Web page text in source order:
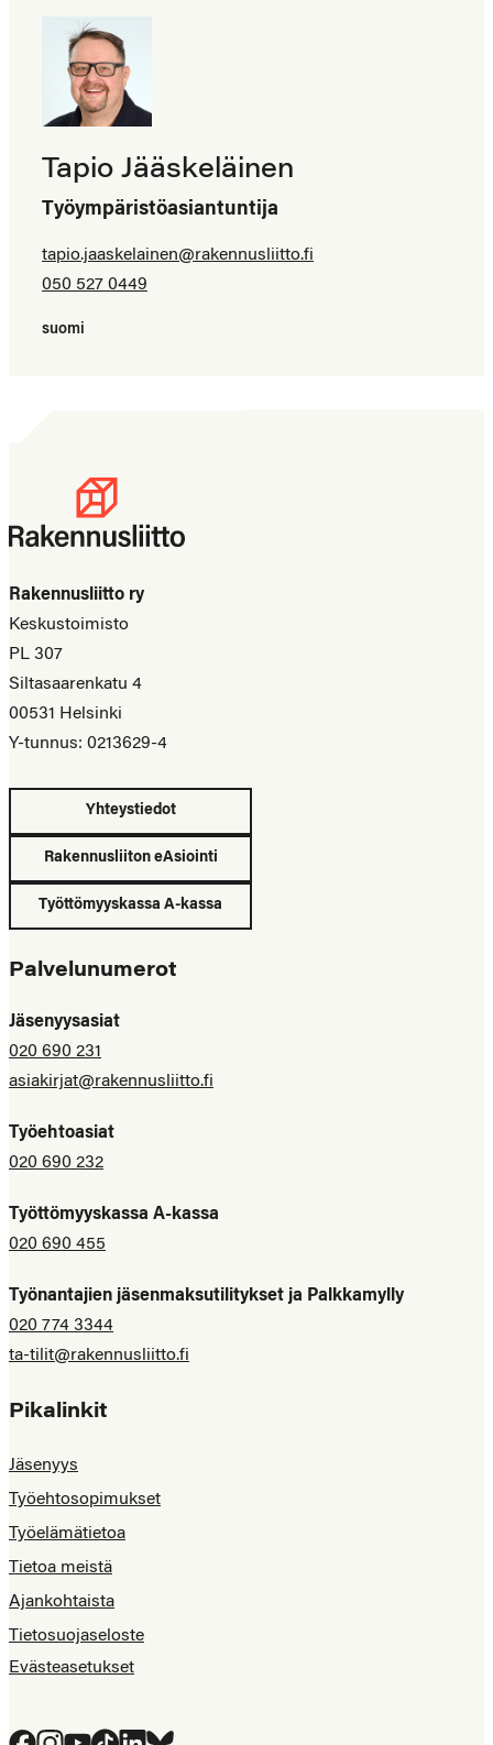
Tapio Jääskeläinen
Työympäristöasiantuntija
tapio.jaaskelainen@​rakennusliitto.fi
050 527 0449
suomi
Rakennusliitto ry
Keskustoimisto
PL 307
Siltasaarenkatu 4
00531 Helsinki
Y-tunnus: 0213629-4
Yhteystiedot
Rakennusliiton eAsiointi
Työttömyyskassa A-kassa
Palvelunumerot
Jäsenyysasiat
020 690 231
asiakirjat@rakennusliitto.fi
Työehtoasiat
020 690 232
Työttömyyskassa A-kassa
020 690 455
Työnantajien jäsenmaksutilitykset ja Palkkamylly
020 774 3344
ta-tilit@rakennusliitto.fi
Pikalinkit
Jäsenyys
Työehtosopimukset
Työelämätietoa
Tietoa meistä
Ajankohtaista
Tietosuojaseloste
Evästeasetukset
Facebook
Instagram
YouTube
TiktokLinkedIn
Bluesky